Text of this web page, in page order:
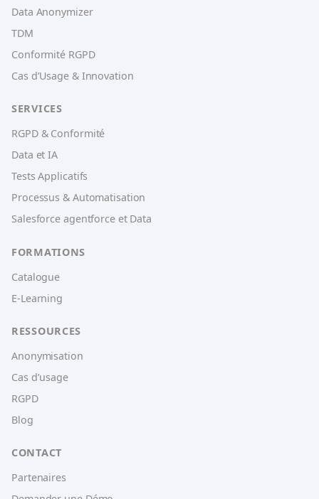
Data Anonymizer
TDM
Conformité RGPD
Cas d’Usage & Innovation
SERVICES
RGPD & Conformité
Data et IA
Tests Applicatifs
Processus & Automatisation
Salesforce agentforce et Data
FORMATIONS
Catalogue
E-Learning
RESSOURCES
Anonymisation
Cas d’usage
RGPD
Blog
CONTACT
Partenaires